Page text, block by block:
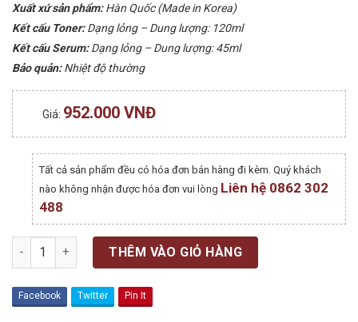
Xuất xứ sản phẩm:Hàn Quốc (Made in Korea)
Kết cấu Toner:Dạng lỏng – Dung lượng: 120ml
Kết cấu Serum:Dạng lỏng – Dung lượng: 45ml
Bảo quản:Nhiệt độ thường
Giá: 952.000 VNĐ
Tất cả sản phẩm đều có hóa đơn bán hàng đi kèm. Quý khách
nào không nhận được hóa đơn vui lòng Liên hệ 0862 302
488
Số lượng THÊM VÀO GIỎ HÀNG
Facebook Twitter Pin It